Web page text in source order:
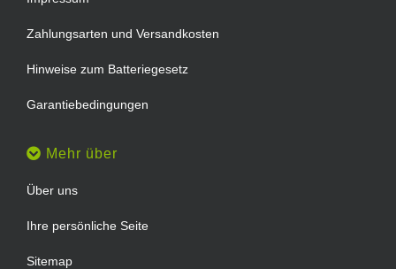
Zahlungsarten und Versandkosten
Hinweise zum Batteriegesetz
Garantiebedingungen
Mehr über
Über uns
Ihre persönliche Seite
Sitemap